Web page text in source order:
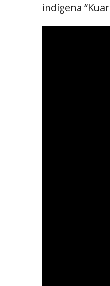
indígena